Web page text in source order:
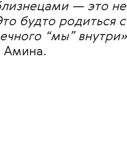
— это
будто родиться
“мы” внутри»
Амина.